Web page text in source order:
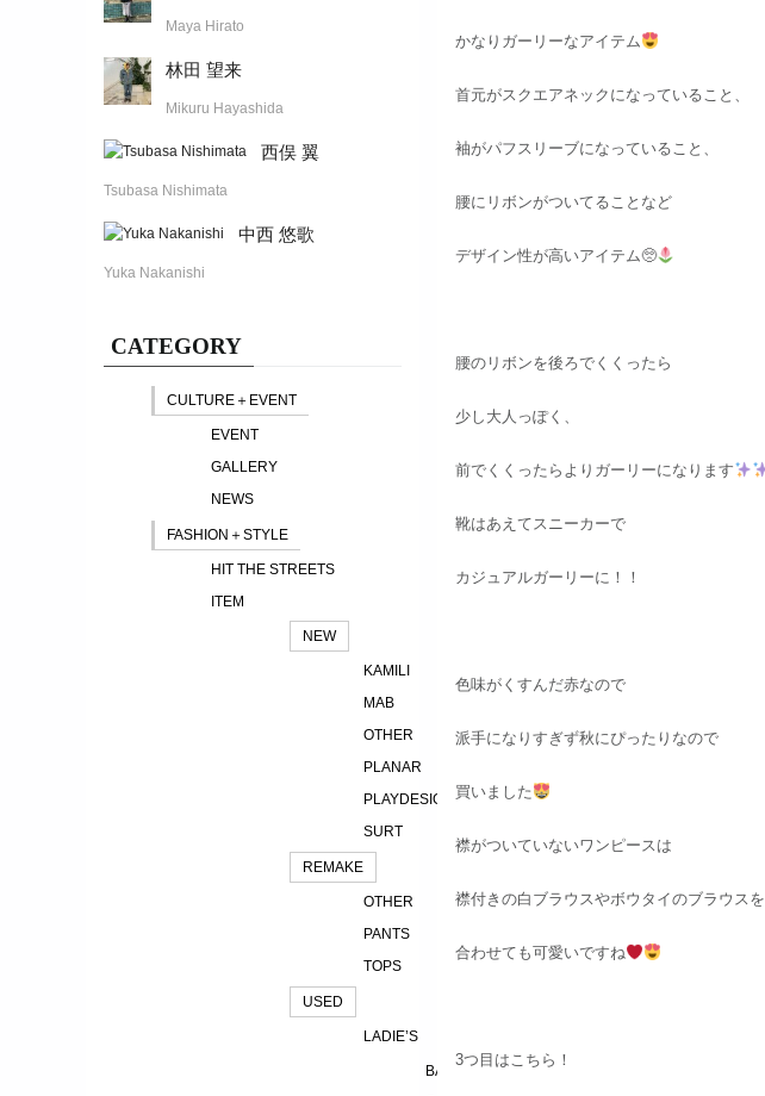
Maya Hirato
林田 望来
Mikuru Hayashida
西俣 翼
Tsubasa Nishimata
中西 悠歌
Yuka Nakanishi
CATEGORY
CULTURE＋EVENT
EVENT
GALLERY
NEWS
FASHION＋STYLE
HIT THE STREETS
ITEM
NEW
KAMILI
MAB
OTHER
PLANAR
PLAYDESIGN
SURT
REMAKE
OTHER
PANTS
TOPS
USED
LADIE’S
BAG
かなりガーリーなアイテム
首元がスクエアネックになっていること、
袖がパフスリーブになっていること、
腰にリボンがついてることなど
デザイン性が高いアイテム🥺
腰のリボンを後ろでくくったら
少し大人っぽく、
前でくくったらよりガーリーになります
靴はあえてスニーカーで
カジュアルガーリーに！！
色味がくすんだ赤なので
派手になりすぎず秋にぴったりなので
買いました
襟がついていないワンピースは
襟付きの白ブラウスやボウタイのブラウスを
合わせても可愛いですね
3つ目はこちら！